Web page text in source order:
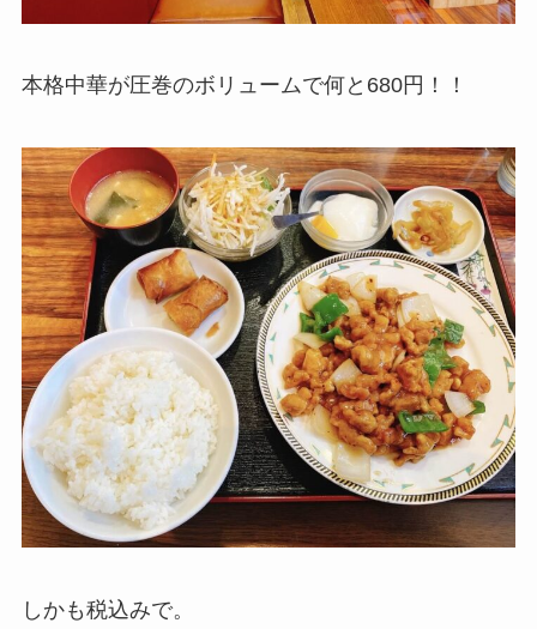
本格中華が圧巻のボリュームで何と680円！！
しかも税込みで。